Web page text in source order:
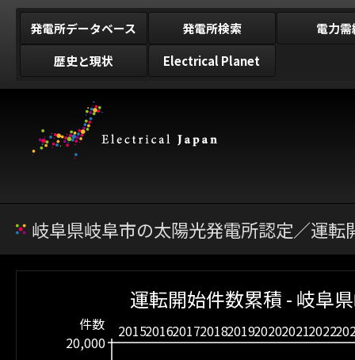
発電所データベース 発電所検索
電力需
歴史と現状
Electrical Planet
岐阜県岐阜市の太陽光発電所認定／運転
20152016201720182019202020212022
20,000
件数
運転開始件数累積 - 岐阜